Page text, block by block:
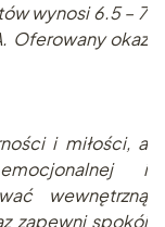
wynosi 6.5 – 7
Oferowany okaz
i miłości, a
i
wewnętrzną
zapewni spokój